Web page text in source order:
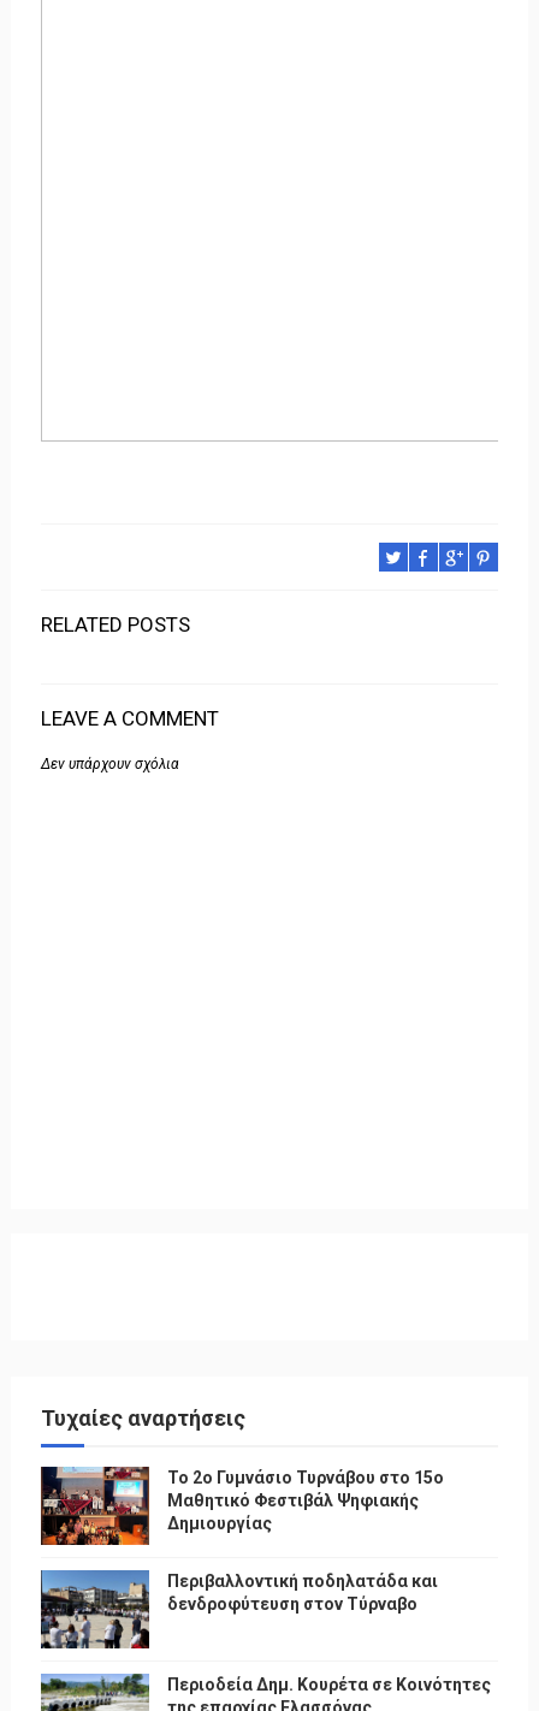
RELATED POSTS
LEAVE A COMMENT
Δεν υπάρχουν σχόλια
Τυχαίες αναρτήσεις
To 2ο Γυμνάσιο Τυρνάβου στο 15ο
Μαθητικό Φεστιβάλ Ψηφιακής
Δημιουργίας
Περιβαλλοντική ποδηλατάδα και
δενδροφύτευση στον Τύρναβο
Περιοδεία Δημ. Κουρέτα σε Κοινότητες